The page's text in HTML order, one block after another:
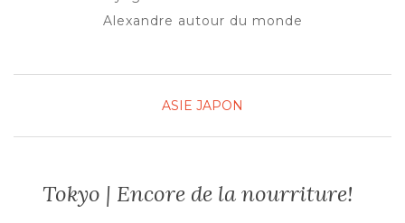
Alexandre autour du monde
ASIE JAPON
Tokyo | Encore de la nourriture!